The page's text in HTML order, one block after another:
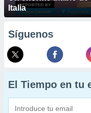
Italia
Síguenos
El Tiempo en tu